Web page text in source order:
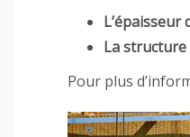
La structure
Pour plus